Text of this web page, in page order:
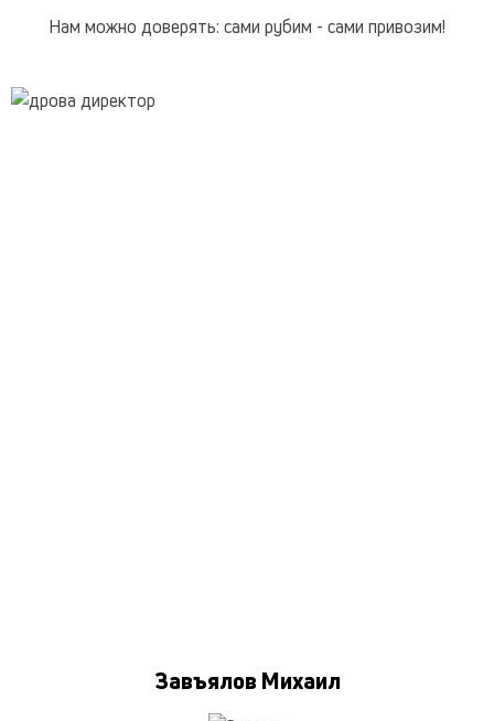
Нам можно доверять: сами рубим - сами привозим!
Завъялов Михаил